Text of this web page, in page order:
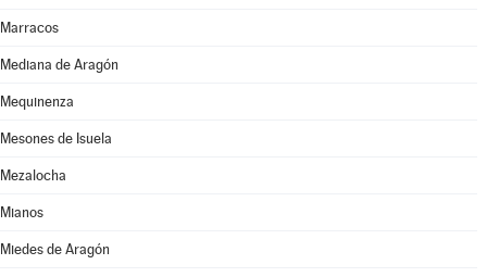
Marracos
Mediana de Aragón
Mequinenza
Mesones de Isuela
Mezalocha
Mianos
Miedes de Aragón